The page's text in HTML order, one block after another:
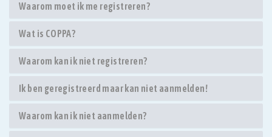
Waarom moet ik me registreren?
Wat is COPPA?
Waarom kan ik niet registreren?
Ik ben geregistreerd maar kan niet aanmelden!
Waarom kan ik niet aanmelden?